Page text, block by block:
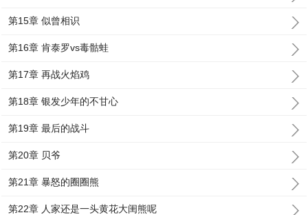
第15章 似曾相识
第16章 肯泰罗vs毒骷蛙
第17章 再战火焰鸡
第18章 银发少年的不甘心
第19章 最后的战斗
第20章 贝爷
第21章 暴怒的圈圈熊
第22章 人家还是一头黄花大闺熊呢